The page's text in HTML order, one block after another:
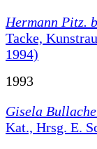
Hermann Pitz.
Tacke,
1994)
1993
Gisela
Kat., Hrsg. E.